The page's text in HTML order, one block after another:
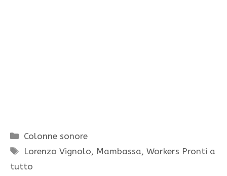
Categorie
Colonne sonore
Tag
Lorenzo Vignolo, Mambassa,Workers Pronti a
tutto